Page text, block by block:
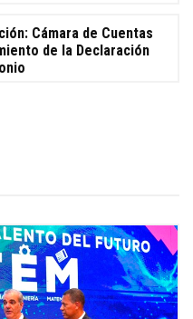
Cámara de Cuentas
de la Declaración